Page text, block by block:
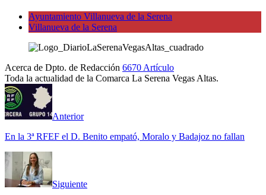
Ayuntamiento Villanueva de la Serena
Villanueva de la Serena
Acerca de Dpto. de Redacción 6670 Artículo
Toda la actualidad de la Comarca La Serena Vegas Altas.
Sitio
web
Facebook
Twitter
Anterior
En la 3ª RFEF el D. Benito empató, Moralo y Badajoz no fallan
Siguiente